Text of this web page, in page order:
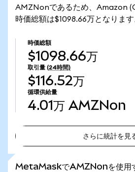
AMZNonであるため、Amazon
時価総額は$1098.66万となります
時価総額
$1098.66万
取引量 (24時間)
$116.52万
循環供給量
4.01万 AMZNon
さらに統計を見
MetaMaskでAMZNonを使用